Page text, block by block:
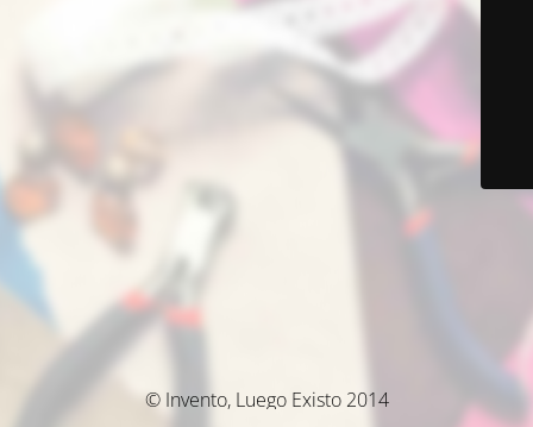
© Invento, Luego Existo 2014